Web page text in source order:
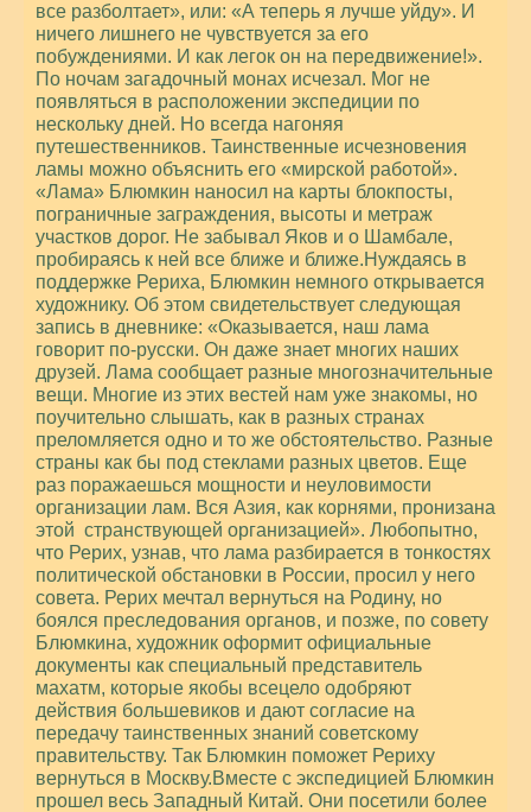
все разболтает», или: «А теперь я лучше уйду». И
ничего лишнего не чувствуется за его
побуждениями. И как легок он на передвижение!».
По ночам загадочный монах исчезал. Мог не
появляться в расположении экспедиции по
нескольку дней. Но всегда нагоняя
путешественников. Таинственные исчезновения
ламы можно объяснить его «мирской работой».
«Лама» Блюмкин наносил на карты блокпосты,
пограничные заграждения, высоты и метраж
участков дорог. Не забывал Яков и о Шамбале,
пробираясь к ней все ближе и ближе.Нуждаясь в
поддержке Рериха, Блюмкин немного открывается
художнику. Об этом свидетельствует следующая
запись в дневнике: «Оказывается, наш лама
говорит по-русски. Он даже знает многих наших
друзей. Лама сообщает разные многозначительные
вещи. Многие из этих вестей нам уже знакомы, но
поучительно слышать, как в разных странах
преломляется одно и то же обстоятельство. Разные
страны как бы под стеклами разных цветов. Еще
раз поражаешься мощности и неуловимости
организации лам. Вся Азия, как корнями, пронизана
этой странствующей организацией». Любопытно,
что Рерих, узнав, что лама разбирается в тонкостях
политической обстановки в России, просил у него
совета. Рерих мечтал вернуться на Родину, но
боялся преследования органов, и позже, по совету
Блюмкина, художник оформит официальные
документы как специальный представитель
махатм, которые якобы всецело одобряют
действия большевиков и дают согласие на
передачу таинственных знаний советскому
правительству. Так Блюмкин поможет Рериху
вернуться в Москву.Вместе с экспедицией Блюмкин
прошел весь Западный Китай. Они посетили более